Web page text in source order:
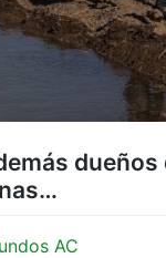
dueños
AC